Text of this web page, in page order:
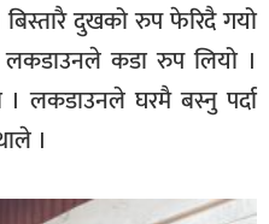
बिस्तारै दुखको रुप फेरिदै गयो
लकडाउनले कडा रुप लियो ।
लकडाउनले घरमै बस्नु पर्दा
।